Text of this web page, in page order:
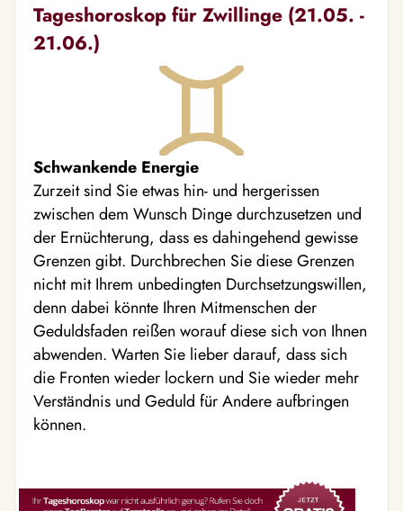
Tageshoroskop für Zwillinge (21.05. -
21.06.)
Schwankende Energie
Zurzeit sind Sie etwas hin- und hergerissen
zwischen dem Wunsch Dinge durchzusetzen und
der Ernüchterung, dass es dahingehend gewisse
Grenzen gibt. Durchbrechen Sie diese Grenzen
nicht mit Ihrem unbedingten Durchsetzungswillen,
denn dabei könnte Ihren Mitmenschen der
Geduldsfaden reißen worauf diese sich von Ihnen
abwenden. Warten Sie lieber darauf, dass sich
die Fronten wieder lockern und Sie wieder mehr
Verständnis und Geduld für Andere aufbringen
können.